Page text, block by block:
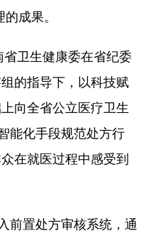
成果。
卫生健康委在省纪委
的指导下，以科技赋
向全省公立医疗卫生
能化手段规范处方行
在就医过程中感受到
置处方审核系统，通